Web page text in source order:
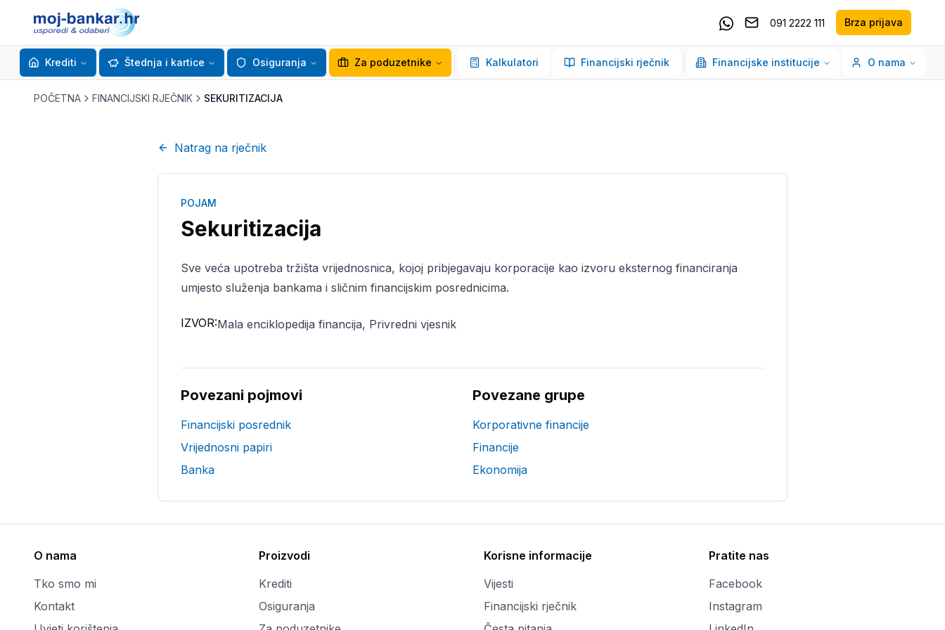
Kontaktirajte nas putem Whatsappa
091 2222 111 Brza prijava
Krediti Štednja i kartice Osiguranja Za poduzetnike Kalkulatori Financijski rječnik Financijske institucije O nama
POČETNA FINANCIJSKI RJEČNIK SEKURITIZACIJA
Natrag na rječnik
POJAM
Sekuritizacija
Sve veća upotreba tržišta vrijednosnica, kojoj pribjegavaju korporacije kao izvoru eksternog financiranja
umjesto služenja bankama i sličnim financijskim posrednicima.
IZVOR:Mala enciklopedija financija, Privredni vjesnik
Povezani pojmovi
Financijski posrednik
Vrijednosni papiri
Banka
Povezane grupe
Korporativne financije
Financije
Ekonomija
O nama
Tko smo mi
Kontakt
Proizvodi
Krediti
Osiguranja
Korisne informacije
Vijesti
Financijski rječnik
Pratite nas
Facebook
Instagram